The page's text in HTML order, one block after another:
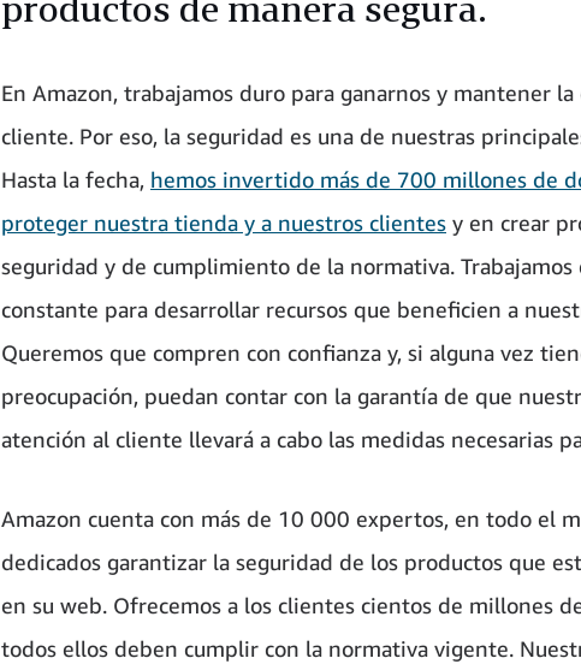
En Amazon, trabajamos duro para ganarnos y mantener
cliente. Por eso, la seguridad es una de nuestras
Hasta la fecha, hemos invertido más de 700 millones de
proteger nuestra tienda y a nuestros clientes y en crear
seguridad y de cumplimiento de la normativa. Trabajamos
constante para desarrollar recursos que beneficien a
Queremos que compren con confianza y, si alguna vez
preocupación, puedan contar con la garantía de que
atención al cliente llevará a cabo las medidas necesarias
Amazon cuenta con más de 10 000 expertos, en todo el
dedicados garantizar la seguridad de los productos que
en su web. Ofrecemos a los clientes cientos de millones
todos ellos deben cumplir con la normativa vigente.